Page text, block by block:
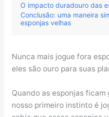
O impacto duradouro das
Conclusão: uma maneira
esponjas velhas
Nunca mais jogue fora
eles são ouro para suas
Quando as esponjas
nosso primeiro instinto é